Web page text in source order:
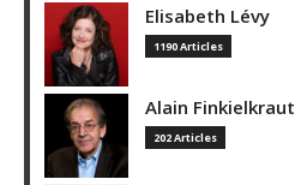
Elisabeth Lévy
1190 Articles
Alain Finkielkraut
202 Articles